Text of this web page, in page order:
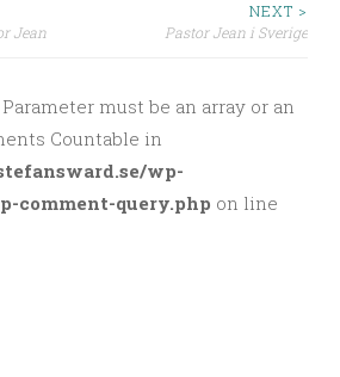
Jean
NEXT >
Pastor Jean i Sverige
Parameter must be an array or an
Countable in
wp-
comment-query.php on line